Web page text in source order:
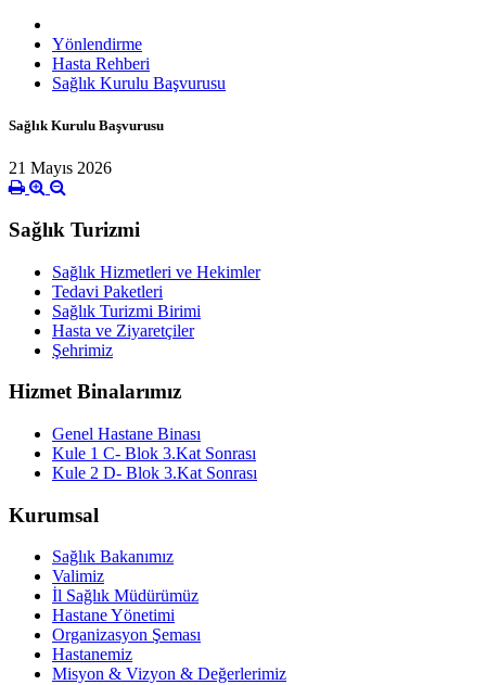
Yönlendirme
Hasta Rehberi
Sağlık Kurulu Başvurusu
Sağlık Kurulu Başvurusu
21 Mayıs 2026
Sağlık Turizmi
Sağlık Hizmetleri ve Hekimler
Tedavi Paketleri
Sağlık Turizmi Birimi
Hasta ve Ziyaretçiler
Şehrimiz
Hizmet Binalarımız
Genel Hastane Binası
Kule 1 C- Blok 3.Kat Sonrası
Kule 2 D- Blok 3.Kat Sonrası
Kurumsal
Sağlık Bakanımız
Valimiz
İl Sağlık Müdürümüz
Hastane Yönetimi
Organizasyon Şeması
Hastanemiz
Misyon & Vizyon & Değerlerimiz